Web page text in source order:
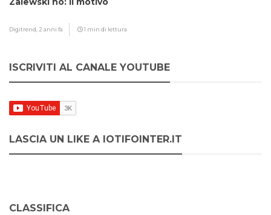
Digitrend, 2 anni fa 1 min di lettura
ISCRIVITI AL CANALE YOUTUBE
LASCIA UN LIKE A IOTIFOINTER.IT
CLASSIFICA